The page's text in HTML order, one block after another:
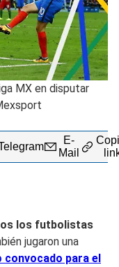
MX en disputar
E-
Mail
los futbolistas
jugaron una
convocado para el